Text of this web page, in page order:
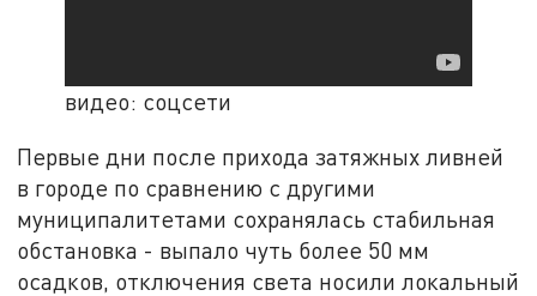
видео: соцсети
Первые дни после прихода затяжных ливней
в городе по сравнению с другими
муниципалитетами сохранялась стабильная
обстановка - выпало чуть более 50 мм
осадков, отключения света носили локальный